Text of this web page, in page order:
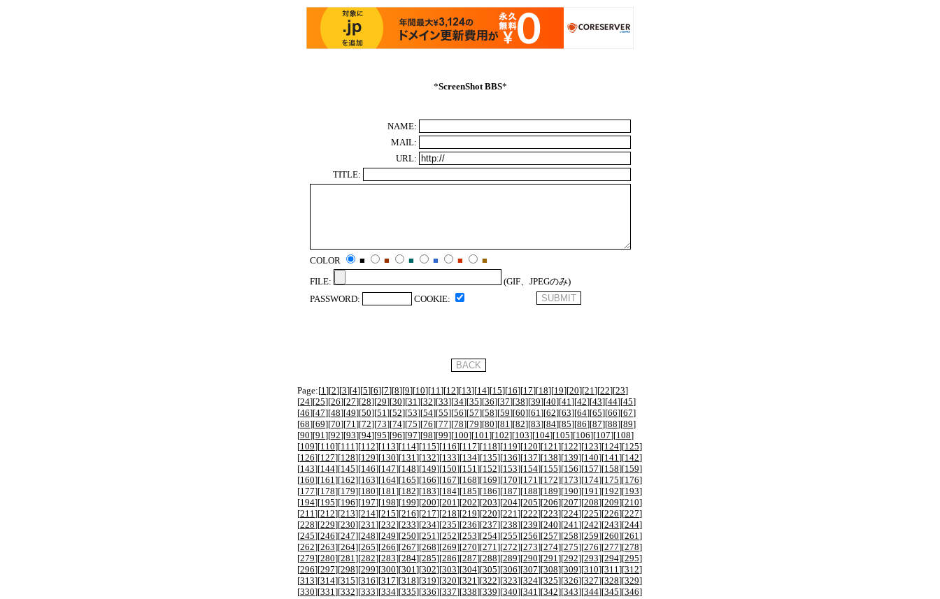
*ScreenShot BBS*
NAME:
MAIL:
URL:
TITLE:
COLOR ■ ■ ■ ■ ■
■
FILE:
(GIF、JPEGのみ)
PASSWORD:
COOKIE:
Page:[1][2][3][4][5][6][7][8][9][10][11][12][13][14][15][16][17][18][19][20][21][22][23]
[24][25][26][27][28][29][30][31][32][33][34][35][36][37][38][39][40][41][42][43][44][45]
[46][47][48][49][50][51][52][53][54][55][56][57][58][59][60][61][62][63][64][65][66][67]
[68][69][70][71][72][73][74][75][76][77][78][79][80][81][82][83][84][85][86][87][88][89]
[90][91][92][93][94][95][96][97][98][99][100][101][102][103][104][105][106][107][108]
[109][110][111][112][113][114][115][116][117][118][119][120][121][122][123][124][125]
[126][127][128][129][130][131][132][133][134][135][136][137][138][139][140][141][142]
[143][144][145][146][147][148][149][150][151][152][153][154][155][156][157][158][159]
[160][161][162][163][164][165][166][167][168][169][170][171][172][173][174][175][176]
[177][178][179][180][181][182][183][184][185][186][187][188][189][190][191][192][193]
[194][195][196][197][198][199][200][201][202][203][204][205][206][207][208][209][210]
[211][212][213][214][215][216][217][218][219][220][221][222][223][224][225][226][227]
[228][229][230][231][232][233][234][235][236][237][238][239][240][241][242][243][244]
[245][246][247][248][249][250][251][252][253][254][255][256][257][258][259][260][261]
[262][263][264][265][266][267][268][269][270][271][272][273][274][275][276][277][278]
[279][280][281][282][283][284][285][286][287][288][289][290][291][292][293][294][295]
[296][297][298][299][300][301][302][303][304][305][306][307][308][309][310][311][312]
[313][314][315][316][317][318][319][320][321][322][323][324][325][326][327][328][329]
[330][331][332][333][334][335][336][337][338][339][340][341][342][343][344][345][346]